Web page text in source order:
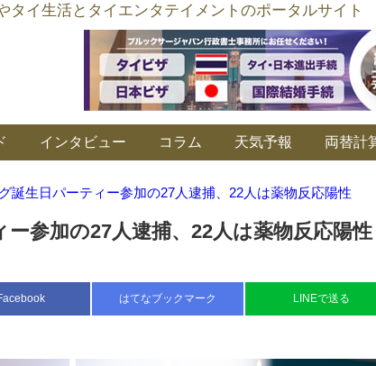
イ生活とタイエンタテイメントのポータルサイト
インタビュー コラム 天気予報 両替計
誕生日パーティー参加の27人逮捕、22人は薬物反応陽性
ー参加の27人逮捕、22人は薬物反応陽性
はてなブックマーク LINEで送る